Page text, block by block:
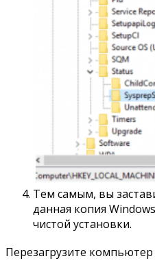
Тем самым, вы
данная копия
чистой установки.
Перезагрузите